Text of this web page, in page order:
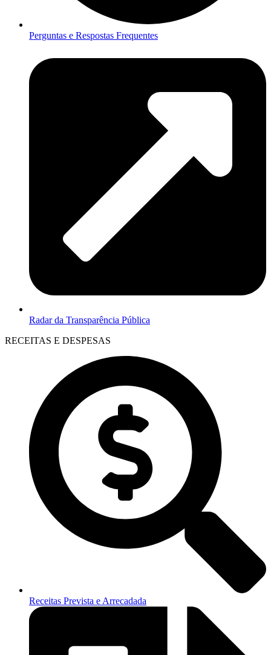
Perguntas e Respostas Frequentes
Radar da Transparência Pública
RECEITAS E DESPESAS
Receitas Prevista e Arrecadada